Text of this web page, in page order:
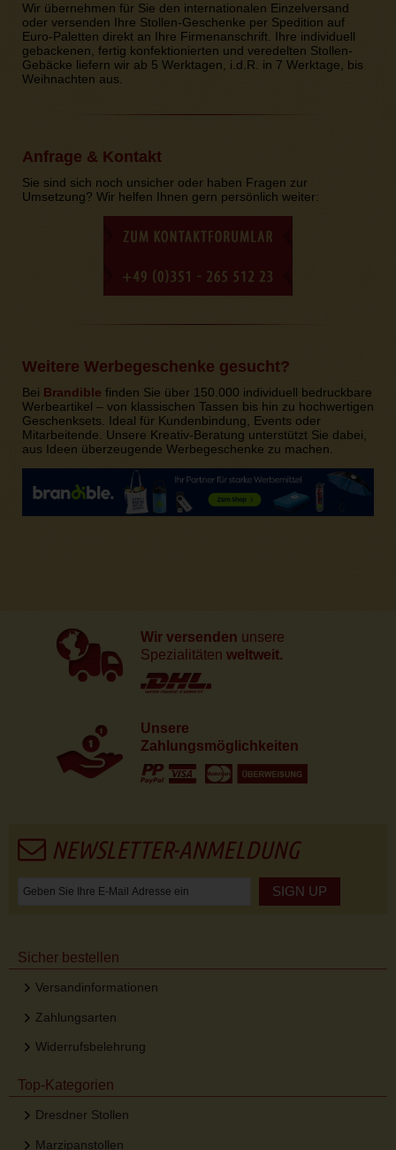
Wir übernehmen für Sie den internationalen Einzelversand
oder versenden Ihre Stollen-Geschenke per Spedition auf
Euro-Paletten direkt an Ihre Firmenanschrift. Ihre individuell
gebackenen, fertig konfektionierten und veredelten Stollen-
Gebäcke liefern wir ab 5 Werktagen, i.d.R. in 7 Werktage, bis
Weihnachten aus.
Anfrage & Kontakt
Sie sind sich noch unsicher oder haben Fragen zur
Umsetzung? Wir helfen Ihnen gern persönlich weiter:
Weitere Werbegeschenke gesucht?
Bei Brandible finden Sie über 150.000 individuell bedruckbare
Werbeartikel – von klassischen Tassen bis hin zu hochwertigen
Geschenksets. Ideal für Kundenbindung, Events oder
Mitarbeitende. Unsere Kreativ-Beratung unterstützt Sie dabei,
aus Ideen überzeugende Werbegeschenke zu machen.
Wir versenden unsere
Spezialitäten weltweit.
Unsere
Zahlungsmöglichkeiten
NEWSLETTER-ANMELDUNG
SIGN UP
Sicher bestellen
Versandinformationen
Zahlungsarten
Widerrufsbelehrung
Top-Kategorien
Dresdner Stollen
Marzipanstollen